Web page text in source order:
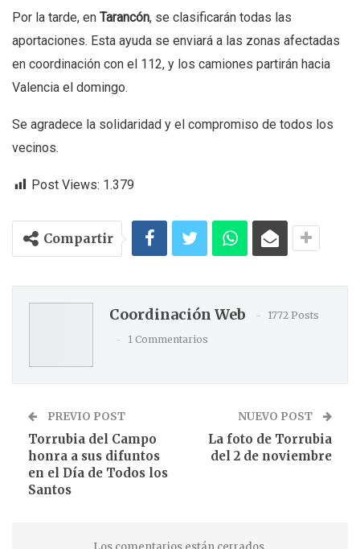
Por la tarde, en Tarancón, se clasificarán todas las
aportaciones. Esta ayuda se enviará a las zonas afectadas
en coordinación con el 112, y los camiones partirán hacia
Valencia el domingo.
Se agradece la solidaridad y el compromiso de todos los
vecinos.
Post Views: 1.379
Compartir
Coordinación Web
1772 Posts
1 Commentarios
PREVIO POST
Torrubia del Campo
honra a sus difuntos
en el Día de Todos los
Santos
NUEVO POST
La foto de Torrubia
del 2 de noviembre